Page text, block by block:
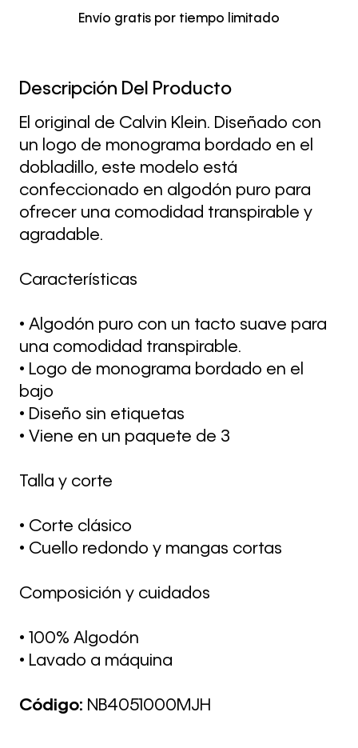
Envío gratis por tiempo limitado
Descripción Del Producto
El original de Calvin Klein. Diseñado con
un logo de monograma bordado en el
dobladillo, este modelo está
confeccionado en algodón puro para
ofrecer una comodidad transpirable y
agradable.
Características
• Algodón puro con un tacto suave para
una comodidad transpirable.
• Logo de monograma bordado en el
bajo
• Diseño sin etiquetas
• Viene en un paquete de 3
Talla y corte
• Corte clásico
• Cuello redondo y mangas cortas
Composición y cuidados
• 100% Algodón
• Lavado a máquina
Código: NB4051000MJH